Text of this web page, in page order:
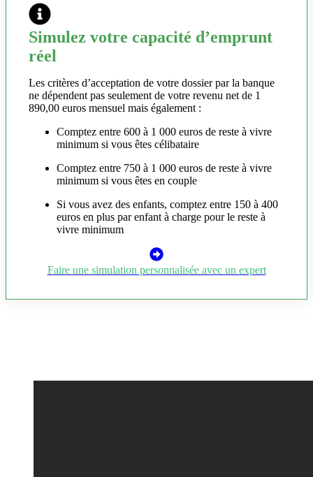
Simulez votre capacité d’emprunt
réel
Les critères d’acceptation de votre dossier par la banque
ne dépendent pas seulement de votre revenu net de 1
890,00 euros mensuel mais également :
Comptez entre 600 à 1 000 euros de reste à vivre
minimum si vous êtes célibataire
Comptez entre 750 à 1 000 euros de reste à vivre
minimum si vous êtes en couple
Si vous avez des enfants, comptez entre 150 à 400
euros en plus par enfant à charge pour le reste à
vivre minimum
Faire une simulation personnalisée avec un expert